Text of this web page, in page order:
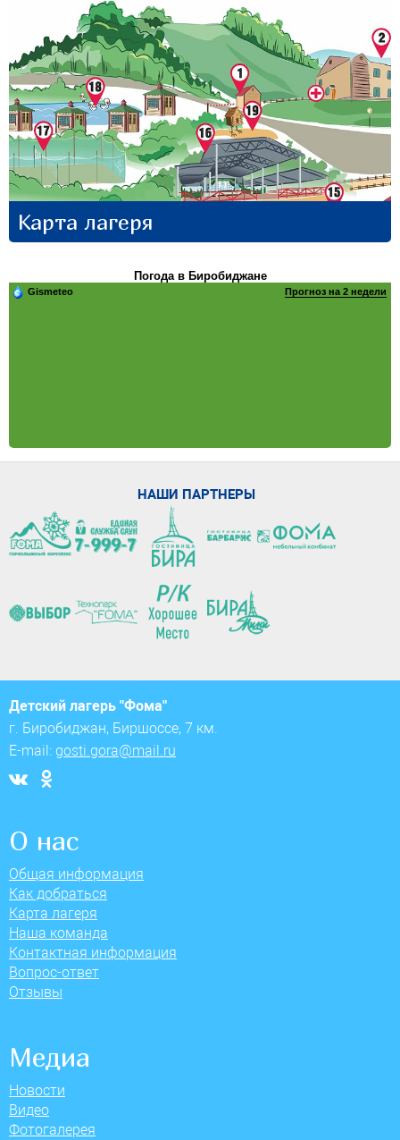
Карта лагеря
Погода в Биробиджане
Gismeteo Прогноз на 2 недели
НАШИ ПАРТНЕРЫ
Детский лагерь "Фома"
г. Биробиджан, Биршоссе, 7 км.
E-mail: gosti.gora@mail.ru
О нас
Общая информация
Как добраться
Карта лагеря
Наша команда
Контактная информация
Вопрос-ответ
Отзывы
Медиа
Новости
Видео
Фотогалерея